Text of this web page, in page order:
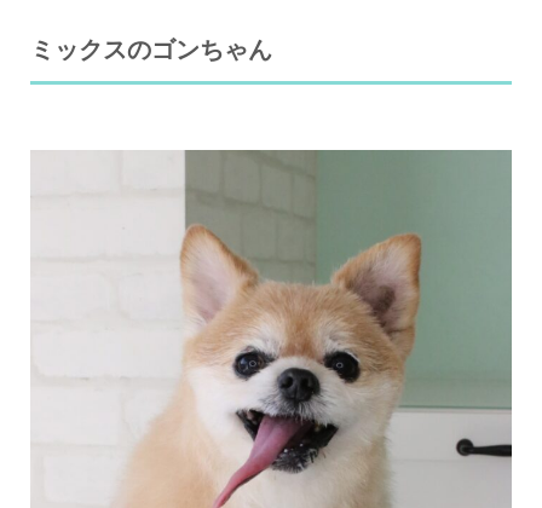
ミックスのゴンちゃん